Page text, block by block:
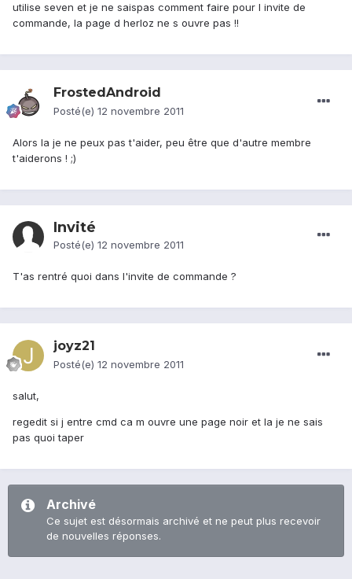
utilise seven et je ne saispas comment faire pour l invite de
commande, la page d herloz ne s ouvre pas !!
FrostedAndroid
Posté(e) 12 novembre 2011
Alors la je ne peux pas t'aider, peu être que d'autre membre
t'aiderons ! ;)
Invité
Posté(e) 12 novembre 2011
T'as rentré quoi dans l'invite de commande ?
joyz21
Posté(e) 12 novembre 2011
salut,
regedit si j entre cmd ca m ouvre une page noir et la je ne sais
pas quoi taper
Archivé
Ce sujet est désormais archivé et ne peut plus recevoir
de nouvelles réponses.